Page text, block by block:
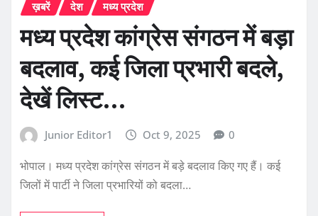
ख़बरें देश मध्य प्रदेश
मध्य प्रदेश कांग्रेस संगठन में बड़ा
बदलाव, कई जिला प्रभारी बदले,
देखें लिस्ट…
Junior Editor1 Oct 9, 2025 0
भोपाल। मध्य प्रदेश कांग्रेस संगठन में बड़े बदलाव किए गए हैं। कई
जिलों में पार्टी ने जिला प्रभारियों को बदला…